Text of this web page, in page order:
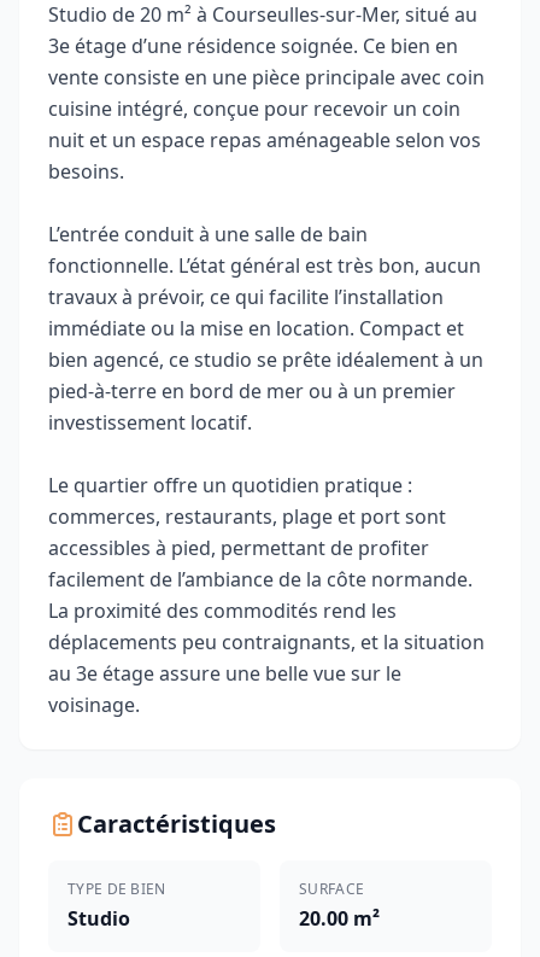
Studio de 20 m² à Courseulles-sur-Mer, situé au
3e étage d’une résidence soignée. Ce bien en
vente consiste en une pièce principale avec coin
cuisine intégré, conçue pour recevoir un coin
nuit et un espace repas aménageable selon vos
besoins.
L’entrée conduit à une salle de bain
fonctionnelle. L’état général est très bon, aucun
travaux à prévoir, ce qui facilite l’installation
immédiate ou la mise en location. Compact et
bien agencé, ce studio se prête idéalement à un
pied-à-terre en bord de mer ou à un premier
investissement locatif.
Le quartier offre un quotidien pratique :
commerces, restaurants, plage et port sont
accessibles à pied, permettant de profiter
facilement de l’ambiance de la côte normande.
La proximité des commodités rend les
déplacements peu contraignants, et la situation
au 3e étage assure une belle vue sur le
voisinage.
Caractéristiques
TYPE DE BIEN
Studio
SURFACE
20.00 m²